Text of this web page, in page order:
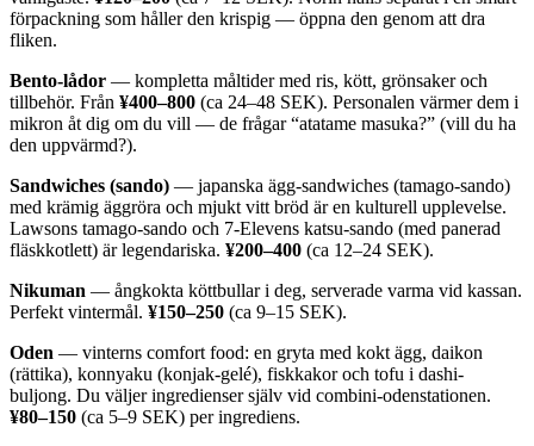
förpackning som håller den krispig — öppna den genom att dra
fliken.
Bento-lådor — kompletta måltider med ris, kött, grönsaker och
tillbehör. Från ¥400–800 (ca 24–48 SEK). Personalen värmer dem i
mikron åt dig om du vill — de frågar “atatame masuka?” (vill du ha
den uppvärmd?).
Sandwiches (sando) — japanska ägg-sandwiches (tamago-sando)
med krämig äggröra och mjukt vitt bröd är en kulturell upplevelse.
Lawsons tamago-sando och 7-Elevens katsu-sando (med panerad
fläskkotlett) är legendariska. ¥200–400 (ca 12–24 SEK).
Nikuman — ångkokta köttbullar i deg, serverade varma vid kassan.
Perfekt vintermål. ¥150–250 (ca 9–15 SEK).
Oden — vinterns comfort food: en gryta med kokt ägg, daikon
(rättika), konnyaku (konjak-gelé), fiskkakor och tofu i dashi-
buljong. Du väljer ingredienser själv vid combini-odenstationen.
¥80–150 (ca 5–9 SEK) per ingrediens.